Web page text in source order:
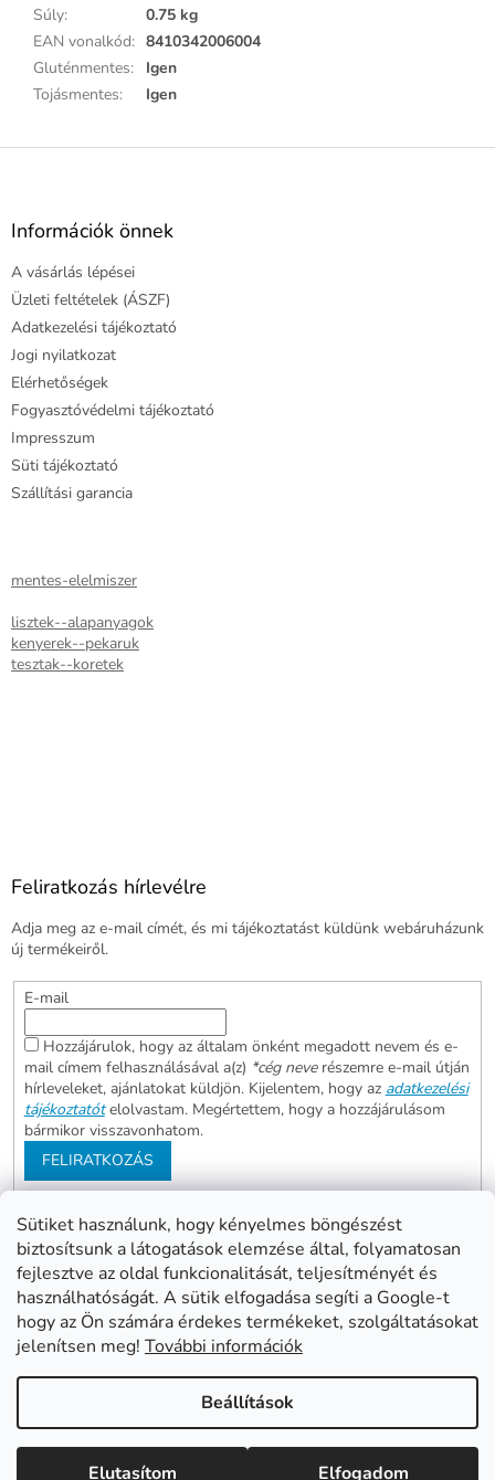
Sütiket használunk, hogy kényelmes böngészést
biztosítsunk a látogatások elemzése által, folyamatosan
fejlesztve az oldal funkcionalitását, teljesítményét és
használhatóságát. A sütik elfogadása segíti a Google-t
hogy az Ön számára érdekes termékeket, szolgáltatásokat
jelenítsen meg! További információk
Beállítások
Elutasítom Elfogadom
Súly:
0.75 kg
EAN vonalkód: 8410342006004
Gluténmentes:
Igen
Tojásmentes: Igen
L
Információk önnek
A vásárlás lépései
Üzleti feltételek (ÁSZF)
Adatkezelési tájékoztató
Jogi nyilatkozat
Elérhetőségek
Fogyasztóvédelmi tájékoztató
Impresszum
Süti tájékoztató
Szállítási garancia
mentes-elelmiszer
lisztek--alapanyagok
kenyerek--pekaruk
tesztak--koretek
Feliratkozás hírlevélre
Adja meg az e-mail címét, és mi tájékoztatást küldünk webáruházunk
új termékeiről.
E-mail
Hozzájárulok, hogy az általam önként megadott nevem és e-
mail címem felhasználásával a(z) *cég neverészemre e-mail útján
hírleveleket, ajánlatokat küldjön. Kijelentem, hogy az adatkezelési
tájékoztatót elolvastam. Megértettem, hogy a hozzájárulásom
bármikor visszavonhatom.
FELIRATKOZÁS
Abonett
Mester Család
Civita
Copyright 2026www.mentes24.hu webshop. Minden jog
fenntartva.
Süti beállítások szerkesztése